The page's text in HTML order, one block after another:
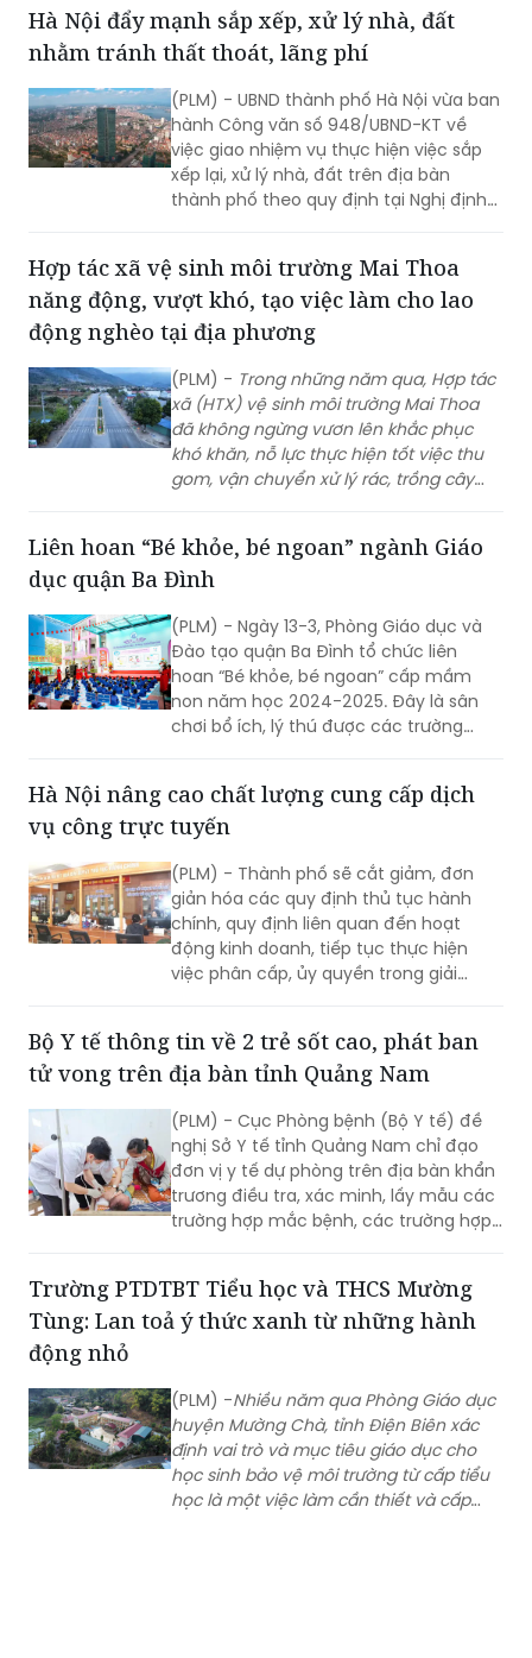
phương, với những nỗ lực không ngừng
nghỉ nhằm mang lại diện mạo mới cho
và doanh nghiệp.
Hà Nội đẩy mạnh sắp xếp, xử lý nhà, đất
nhằm tránh thất thoát, lãng phí
(PLM) - UBND thành phố Hà Nội vừa ban
hành Công văn số 948/UBND-KT về
việc giao nhiệm vụ thực hiện việc sắp
xếp lại, xử lý nhà, đất trên địa bàn
thành phố theo quy định tại Nghị định
Hợp tác xã vệ sinh môi trường Mai Thoa
năng động, vượt khó, tạo việc làm cho lao
động nghèo tại địa phương
(PLM) - Trong những năm qua, Hợp tác
xã (HTX) vệ sinh môi trường Mai Thoa
đã không ngừng vươn lên khắc phục
khó khăn, nỗ lực thực hiện tốt việc thu
gom, vận chuyển xử lý rác, trồng cây
làm, thu nhập cho người lao động
nghèo trên địa bàn huyện vùng
Liên hoan “Bé khỏe, bé ngoan” ngành Giáo
dục quận Ba Đình
(PLM) - Ngày 13-3, Phòng Giáo dục và
Đào tạo quận Ba Đình tổ chức liên
hoan “Bé khỏe, bé ngoan” cấp mầm
non năm học 2024-2025. Đây là sân
chơi bổ ích, lý thú được các trường
nâng cao chất lượng chăm sóc, nuôi
dưỡng, giáo dục trẻ. Và cũng là cơ hội
trên địa bàn quận được giao lưu, thể
hiện năng khiếu cũng như sự tự tin
trong hoạt động hằng ngày.
Hà Nội nâng cao chất lượng cung cấp dịch
vụ công trực tuyến
(PLM) - Thành phố sẽ cắt giảm, đơn
giản hóa các quy định thủ tục hành
chính, quy định liên quan đến hoạt
động kinh doanh, tiếp tục thực hiện
việc phân cấp, ủy quyền trong giải
Bộ Y tế thông tin về 2 trẻ sốt cao, phát ban
tử vong trên địa bàn tỉnh Quảng Nam
(PLM) - Cục Phòng bệnh (Bộ Y tế) đề
nghị Sở Y tế tỉnh Quảng Nam chỉ đạo
đơn vị y tế dự phòng trên địa bàn khẩn
trương điều tra, xác minh, lấy mẫu các
trường hợp mắc bệnh, các trường hợp
phát hiện sớm các trường hợp mắc
mới tại cộng đồng.
Trường PTDTBT Tiểu học và THCS Mường
Tùng: Lan toả ý thức xanh từ những hành
động nhỏ
(PLM) -Nhiều năm qua Phòng Giáo dục
huyện Mường Chà, tỉnh Điện Biên xác
định vai trò và mục tiêu giáo dục cho
học sinh bảo vệ môi trường từ cấp tiểu
học là một việc làm cần thiết và cấp